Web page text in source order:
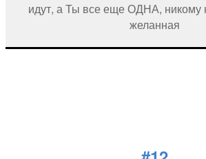
идут, а Ты все еще ОДНА, никому
желанная